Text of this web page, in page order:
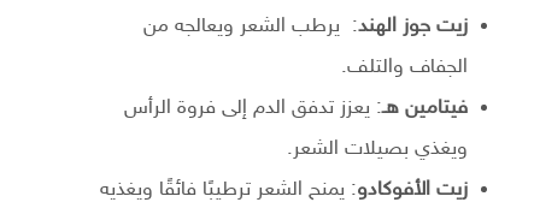
زيت جوز الهند: يرطب الشعر ويعالجه من
الجفاف والتلف.
فيتامين هـ: يعزز تدفق الدم إلى فروة الرأس
ويغذي بصيلات الشعر.
زيت الأفوكادو: يمنح الشعر ترطيبًا فائقًا ويغذيه